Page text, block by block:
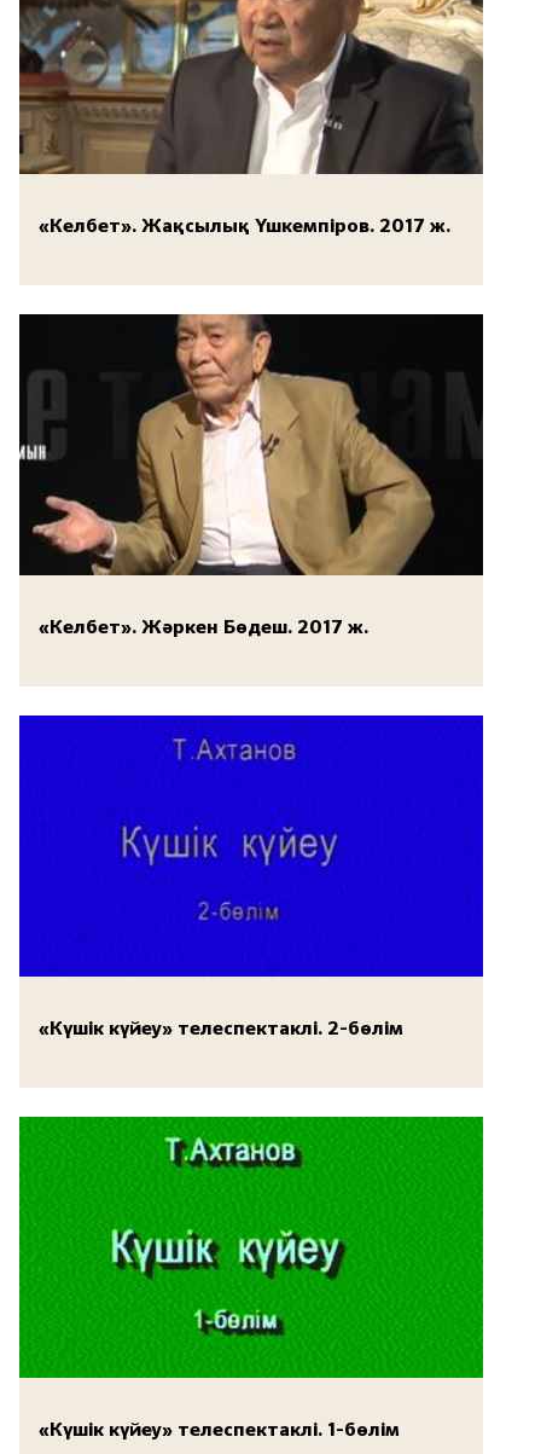
«Келбет». Жақсылық Үшкемпіров. 2017 ж.
«Келбет». Жәркен Бөдеш. 2017 ж.
«Күшік күйеу» телеспектаклі. 2-бөлім
«Күшік күйеу» телеспектаклі. 1-бөлім